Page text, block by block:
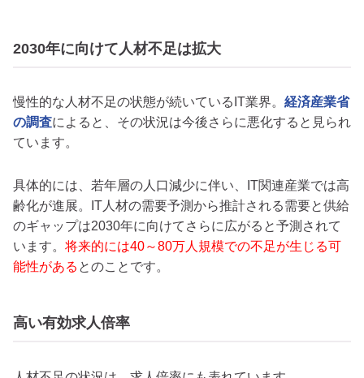
2030年に向けて人材不足は拡大
慢性的な人材不足の状態が続いているIT業界。 経済産業省
の調査によると、その状況は今後さらに悪化すると見られ
ています。
具体的には、若年層の人口減少に伴い、IT関連産業では高
齢化が進展。IT人材の需要予測から推計される需要と供給
のギャップは2030年に向けてさらに広がると予測されて
います。 将来的には40～80万人規模での不足が生じる可
能性がある とのことです。
高い有効求人倍率